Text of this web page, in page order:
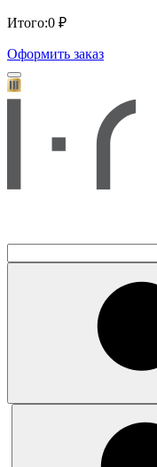
Итого:0 ₽
Оформить заказ